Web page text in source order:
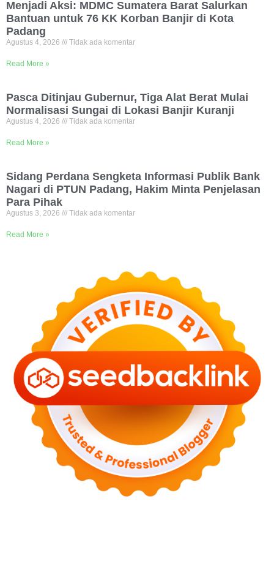
Menjadi Aksi: MDMC Sumatera Barat Salurkan
Bantuan untuk 76 KK Korban Banjir di Kota
Padang
Agustus 4, 2026 Tidak ada komentar
Read More »
Pasca Ditinjau Gubernur, Tiga Alat Berat Mulai
Normalisasi Sungai di Lokasi Banjir Kuranji
Agustus 4, 2026 Tidak ada komentar
Read More »
Sidang Perdana Sengketa Informasi Publik Bank
Nagari di PTUN Padang, Hakim Minta Penjelasan
Para Pihak
Agustus 3, 2026 Tidak ada komentar
Read More »